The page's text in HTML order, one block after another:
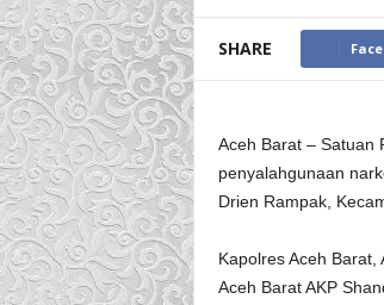
SHARE
Aceh Barat – Satuan
penyalahgunaan
Drien Rampak,
Kapolres Aceh
Aceh Barat AKP